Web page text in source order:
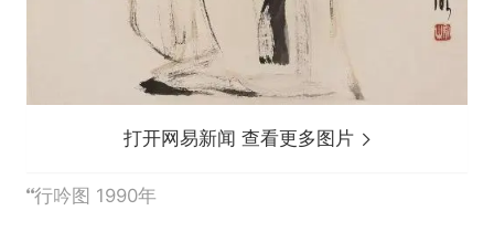
打开网易新闻 查看更多图片
行吟图 1990年